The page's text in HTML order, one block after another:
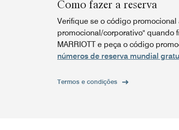
Como fazer a reserva
Verifique se o código
promocional/corporativo" quando
MARRIOTT e peça o código
números de reserva mundial
Termos e condições